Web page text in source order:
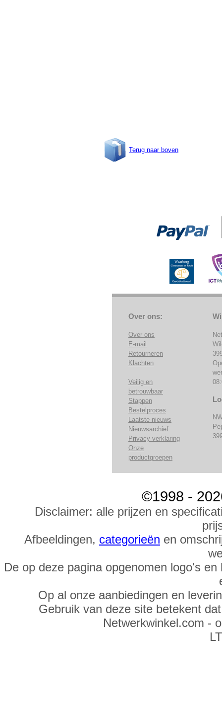
Terug naar boven
Over ons:
Over ons
E-mail
Retourneren
Klachten
Veilig en
betrouwbaar
Stappen
Bestelproces
Laatste nieuws
Nieuwsarchief
Privacy verklaring
Onze
productgroepen
©1998 -
Disclaimer: alle prijzen en
Afbeeldingen, categorieën en
De op deze pagina opgenomen logo's
Op al onze aanbiedingen en
Gebruik van deze site betekent
Netwerkwinkel.com -